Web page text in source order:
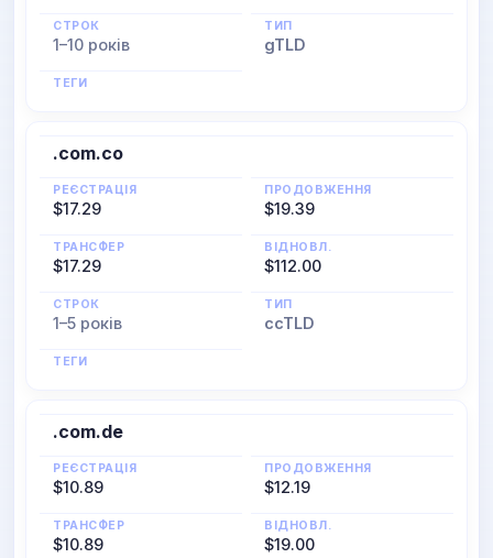
СТРОК
1–10 років
ТИП
gTLD
ТЕГИ
.com.co
РЕЄСТРАЦІЯ
$17.29
ПРОДОВЖЕННЯ
$19.39
ТРАНСФЕР
$17.29
ВІДНОВЛ.
$112.00
СТРОК
1–5 років
ТИП
ccTLD
ТЕГИ
.com.de
РЕЄСТРАЦІЯ
$10.89
ПРОДОВЖЕННЯ
$12.19
ТРАНСФЕР
$10.89
ВІДНОВЛ.
$19.00